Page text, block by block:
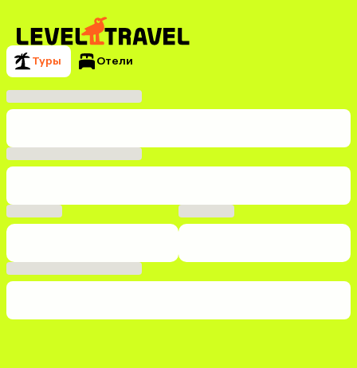
Туры Отели